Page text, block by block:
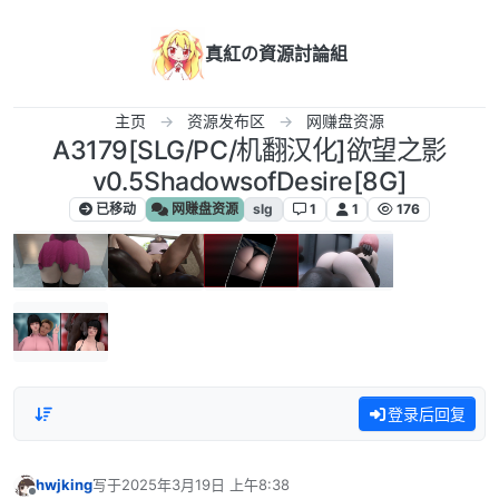
真紅の資源討論組
主页 资源发布区 网赚盘资源
A3179[SLG/PC/机翻汉化]欲望之影
v0.5ShadowsofDesire[8G]
已移动 网赚盘资源 slg 1 1 176
登录后回复
hwjking写于2025年3月19日 上午8:38
最后由 编辑